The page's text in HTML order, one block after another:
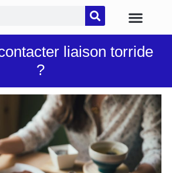
liaison torride
?